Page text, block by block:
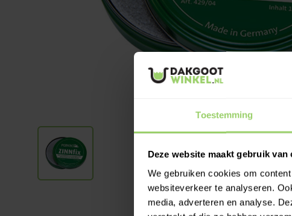
Toestemming
Deze website maakt gebruik van
We gebruiken cookies om
websiteverkeer te analyseren.
media, adverteren en analyse.